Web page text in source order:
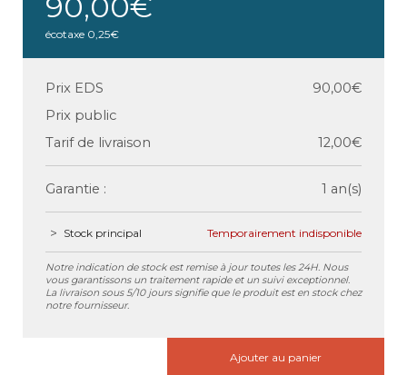
écotaxe 0,25€
Prix EDS
90,00€
Prix public
Tarif de livraison
12,00€
Garantie : 1 an(s)
Stock principal Temporairement indisponible
Notre indication de stock est remise à jour toutes les 24H. Nous
vous garantissons un traitement rapide et un suivi exceptionnel.
La livraison sous 5/10 jours signifie que le produit est en stock chez
notre fournisseur.
Ajouter au panier